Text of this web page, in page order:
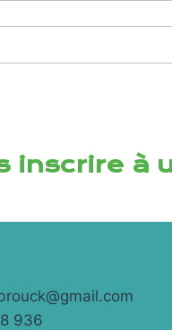
inscrire à
936